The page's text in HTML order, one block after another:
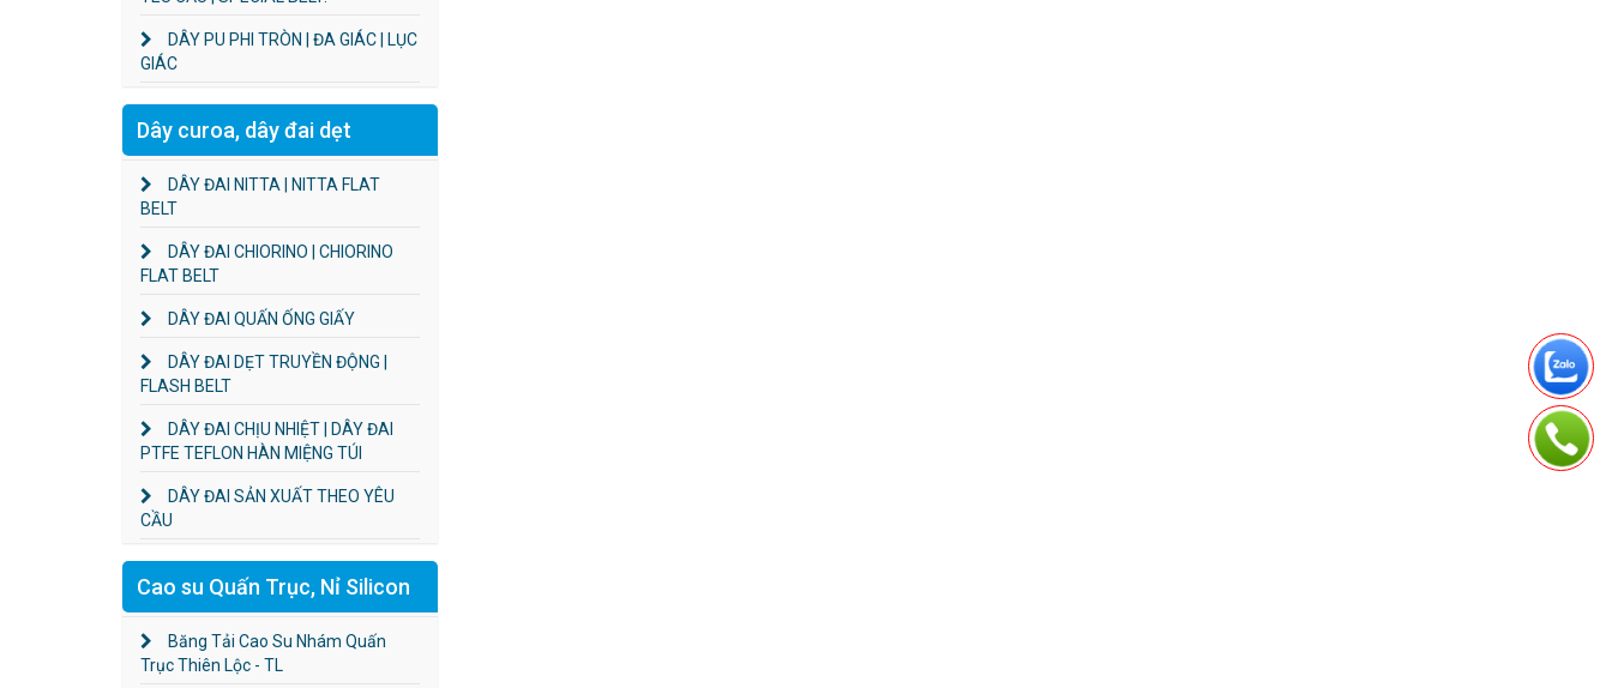
DÂY PU PHI TRÒN | ĐA GIÁC | LỤC
GIÁC
Dây curoa, dây đai dẹt
DÂY ĐAI NITTA | NITTA FLAT
BELT
DÂY ĐAI CHIORINO | CHIORINO
FLAT BELT
DÂY ĐAI QUẤN ỐNG GIẤY
DÂY ĐAI DẸT TRUYỀN ĐỘNG |
FLASH BELT
DÂY ĐAI CHỊU NHIỆT | DÂY ĐAI
PTFE TEFLON HÀN MIỆNG TÚI
DÂY ĐAI SẢN XUẤT THEO YÊU
CẦU
Cao su Quấn Trục, Nỉ Silicon
Băng Tải Cao Su Nhám Quấn
Trục Thiên Lộc - TL